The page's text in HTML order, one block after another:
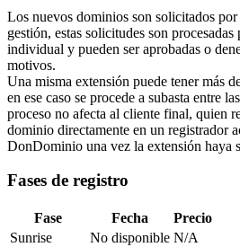
Los nuevos dominios son solicitados por
gestión, estas solicitudes son
individual y pueden ser aprobadas o
motivos.
Una misma extensión puede tener más
en ese caso se procede a subasta entre
proceso no afecta al cliente final, quien
dominio directamente en un registrador
DonDominio una vez la extensión haya
Fases de registro
Fase Fecha
Precio
Sunrise
No disponible N/A